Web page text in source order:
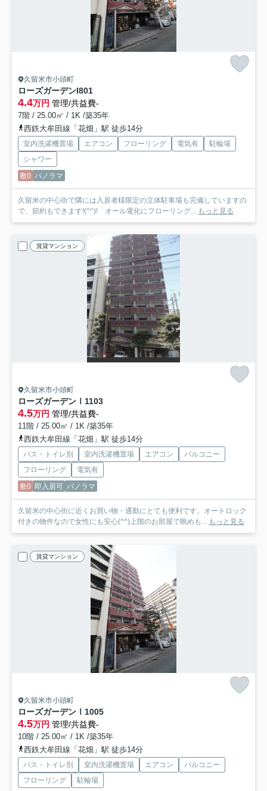
久留米市小頭町
ローズガーデンI801
4.4万円 管理/共益費-
7階 / 25.00㎡ / 1K /築35年
西鉄大牟田線「花畑」駅 徒歩14分
室内洗濯機置場 エアコン フローリング 電気有
駐輪場
シャワー
敷0 パノラマ
久留米の中心街で隣には入居者様限定の立体駐車場も完備していますの
で、節約もできます!(^^)! オール電化にフローリング... もっと見る
賃貸マンション
久留米市小頭町
ローズガーデンⅠ 1103
4.5万円 管理/共益費-
11階 / 25.00㎡ / 1K /築35年
西鉄大牟田線「花畑」駅 徒歩14分
バス・トイレ別 室内洗濯機置場 エアコン
バルコニー
フローリング
電気有
敷0 即入居可 パノラマ
久留米の中心街に近くお買い物・通勤にとても便利です。オートロック
付きの物件なので女性にも安心(^^)上階のお部屋で眺めも... もっと見る
賃貸マンション
久留米市小頭町
ローズガーデンⅠ 1005
4.5万円 管理/共益費-
10階 / 25.00㎡ / 1K /築35年
西鉄大牟田線「花畑」駅 徒歩14分
バス・トイレ別 室内洗濯機置場 エアコン
バルコニー
フローリング
駐輪場